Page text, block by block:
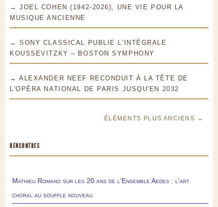
→ JOEL COHEN (1942-2026), UNE VIE POUR LA
MUSIQUE ANCIENNE
→ SONY CLASSICAL PUBLIE L'INTÉGRALE
KOUSSEVITZKY – BOSTON SYMPHONY
→ ALEXANDER NEEF RECONDUIT À LA TÊTE DE
L'OPÉRA NATIONAL DE PARIS JUSQU'EN 2032
ÉLÉMENTS PLUS ANCIENS →
RENCONTRES
Mathieu Romano sur les 20 ans de l’Ensemble Aedes : l’art
choral au souffle nouveau